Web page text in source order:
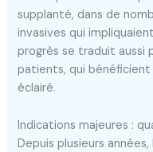
supplanté, dans de
invasives qui
progrès se traduit aussi
patients, qui bénéficient
éclairé.
Indications majeures :
Depuis plusieurs